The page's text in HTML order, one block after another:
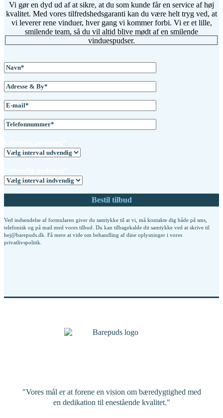
Vi gør en dyd ud af at sikre, at du som kunde får en service af høj
kvalitet. Med vores tilfredshedsgaranti kan du være helt tryg ved, at
vi leverer rene vinduer, hver gang vi kommer forbi. Vi er et lille,
smilende team, så du vil altid blive mødt af en smilende
vinduespudser.
Ved indsendelse af formularen giver du samtykke til at vi, må kontakte dig både på sms,
telefonisk og på mail med vores tilbud. Du kan tilbagekalde dit samtykke ved at skrive til
hej@barepuds.dk. Få mere at vide om behandling af dine oplysninger i vores
privatlivspolitik
"Vores mål er at forene en vision om bæredygtighed med
en dedikation til enestående kvalitet."